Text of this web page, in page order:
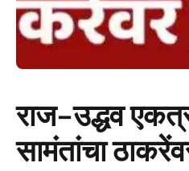
राज-उद्धव
सामंतांचा